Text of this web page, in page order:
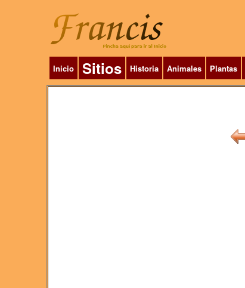
Inicio Sitios Historia Animales Plantas